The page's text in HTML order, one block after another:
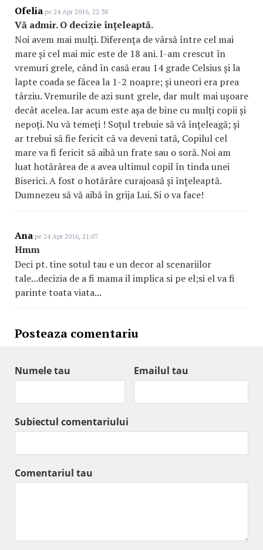
Ofelia pe 24 Apr 2016, 22:38
Vă admir. O decizie înțeleaptă.
Noi avem mai mulți. Diferența de vârsă între cel mai
mare și cel mai mic este de 18 ani. I-am crescut în
vremuri grele, când în casă erau 14 grade Celsius și la
lapte coada se făcea la 1-2 noapre; și uneori era prea
târziu. Vremurile de azi sunt grele, dar mult mai ușoare
decât acelea. Iar acum este așa de bine cu mulți copii și
nepoți. Nu vă temeți ! Soțul trebuie să vă înțeleagă; și
ar trebui să fie fericit că va deveni tată, Copilul cel
mare va fi fericit să aibă un frate sau o soră. Noi am
luat hotărârea de a avea ultimul copil în tinda unei
Biserici. A fost o hotărâre curajoasă și înțeleaptă.
Dumnezeu să vă aibă în grija Lui. Si o va face!
Ana pe 24 Apr 2016, 21:07
Hmm
Deci pt. tine sotul tau e un decor al scenariilor
tale...decizia de a fi mama il implica si pe el;si el va fi
parinte toata viata...
Posteaza comentariu
Numele tau Emailul tau
Subiectul comentariului
Comentariul tau